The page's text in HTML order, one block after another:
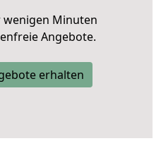
wenigen Minuten
Angebote.
erhalten